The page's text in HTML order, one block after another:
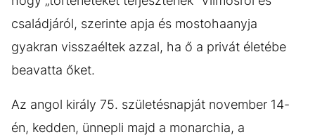
családjáról, szerinte apja és mostohaanyja
gyakran visszaéltek azzal, ha ő a privát életébe
beavatta őket.
Az angol király 75. születésnapját november 14-
én, kedden, ünnepli majd a monarchia, a